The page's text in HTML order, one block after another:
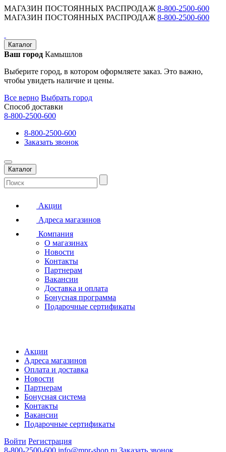
МАГАЗИН ПОСТОЯННЫХ РАСПРОДАЖ 8-800-2500-600
МАГАЗИН ПОСТОЯННЫХ РАСПРОДАЖ 8-800-2500-600
Каталог
Ваш город Камышлов
Выберите город, в котором оформляете заказ. Это важно,
чтобы увидеть наличие и цены.
Все верно Выбрать город
Способ доставки
8-800-2500-600
8-800-2500-600
Заказать звонок
Каталог
Акции
Адреса магазинов
Компания
О магазинах
Новости
Контакты
Партнерам
Вакансии
Доставка и оплата
Бонусная программа
Подарочные сертификаты
Акции
Адреса магазинов
Оплата и доставка
Новости
Партнерам
Бонусная система
Контакты
Вакансии
Подарочные сертификаты
Войти Регистрация
8-800-2500-600 info@mpr-shop.ru Заказать звонок